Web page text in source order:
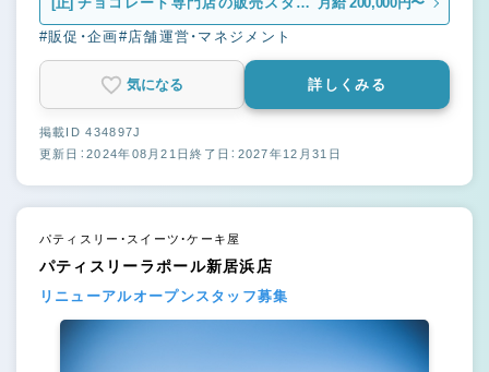
フ
#販促・企画#店舗運営・マネジメント
気になる 詳しくみる
掲載ID 434897J
更新日：2024年08月21日終了日：2027年12月31日
パティスリー・スイーツ・ケーキ屋
パティスリーラポール新居浜店
リニューアルオープンスタッフ募集